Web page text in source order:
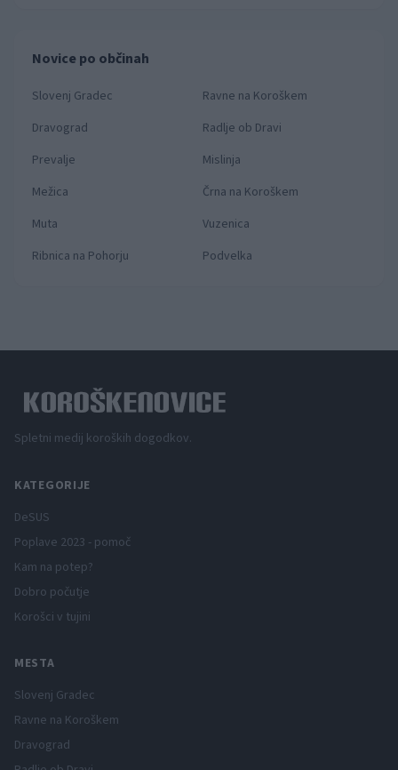
Novice po občinah
Slovenj Gradec
Ravne na Koroškem
Dravograd
Radlje ob Dravi
Prevalje
Mislinja
Mežica
Črna na Koroškem
Muta
Vuzenica
Ribnica na Pohorju
Podvelka
Spletni medij koroških dogodkov.
KATEGORIJE
DeSUS
Poplave 2023 - pomoč
Kam na potep?
Dobro počutje
Korošci v tujini
MESTA
Slovenj Gradec
Ravne na Koroškem
Dravograd